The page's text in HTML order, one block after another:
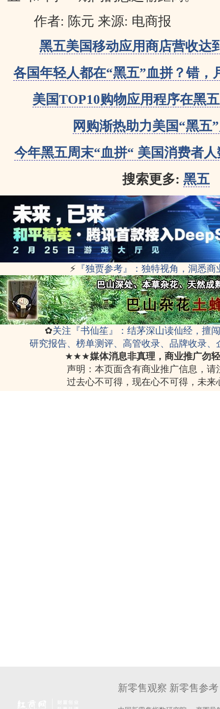
作者: 陈元 来源: 电商报
黑五美国移动应用商店营收达
各国年轻人都在“黑五”血拼？错，
美国TOP10购物应用程序在黑
网购渐热助力美国“黑五
今年黑五周末“血拼“ 美国消费者
搜索更多: 黑五
⚡ 『独贾参考』：独特视角，洞悉商
✿关注『书仙笙』：结茅深山读仙经，擅
研究报告、榜单测评、高管收录、品牌收录、
★★★媒体消息非真理，商业推广勿
声明：本页面含有商业推广信息，请
过去心不可得，现在心不可得，未来
新零售观察 新零售参